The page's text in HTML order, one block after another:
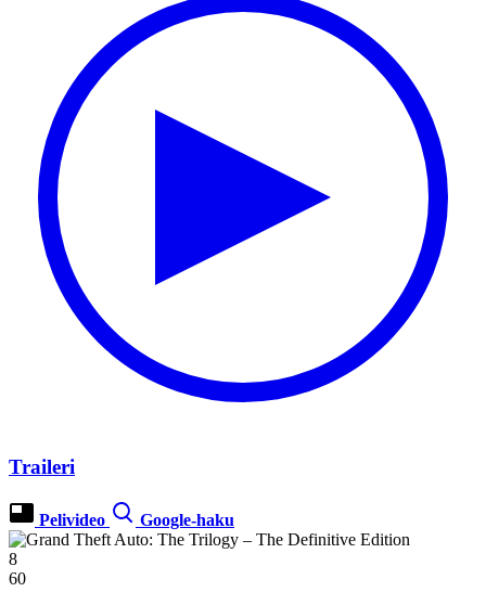
Traileri
Pelivideo Google-haku
8
60